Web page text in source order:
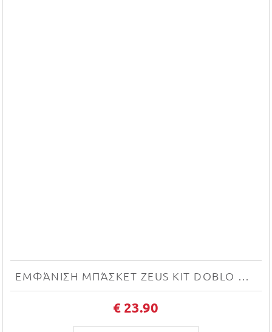
ΕΜΦΆΝΙΣΗ ΜΠΆΣΚΕΤ ZEUS KIT DOBLO NEW (BIANCO/VERDE)
€ 23.90